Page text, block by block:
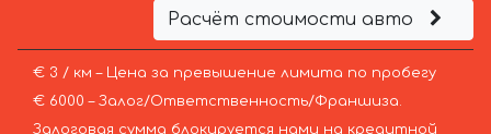
Расчёт стоимости авто
€ 3 / км – Цена за превышение лимита по пробегу
€ 6000 – Залог/Ответственность/Франшиза.
Залоговая сумма блокируется нами на кредитной